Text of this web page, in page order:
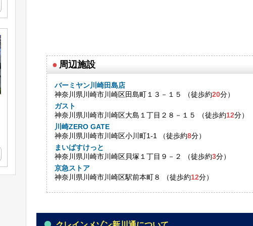
● 周辺施設
バーミヤン川崎田島店
神奈川県川崎市川崎区田島町１３－１５ （徒歩約20分）
ガスト
神奈川県川崎市川崎区大島１丁目２８－１５ （徒歩約12分）
川崎ZERO GATE
神奈川県川崎市川崎区小川町1-1 （徒歩約8分）
まいばすけっと
神奈川県川崎市川崎区貝塚１丁目９－２ （徒歩約3分）
京急ストア
神奈川県川崎市川崎区駅前本町８ （徒歩約12分）